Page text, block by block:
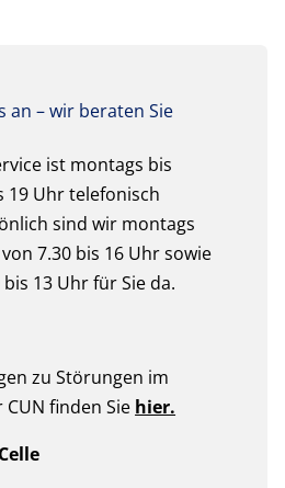
an – wir beraten Sie
ist montags bis
19 Uhr telefonisch
sind wir montags
7.30 bis 16 Uhr sowie
13 Uhr für Sie da.
zu Störungen im
finden Sie hier.